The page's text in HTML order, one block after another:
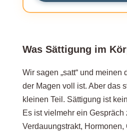
Stufe 2: Portionen
Was Sättigung im
Wir sagen „satt“ und meinen
der Magen voll ist. Aber das
kleinen Teil. Sättigung ist
Es ist vielmehr ein Gespräch
Verdauungstrakt,